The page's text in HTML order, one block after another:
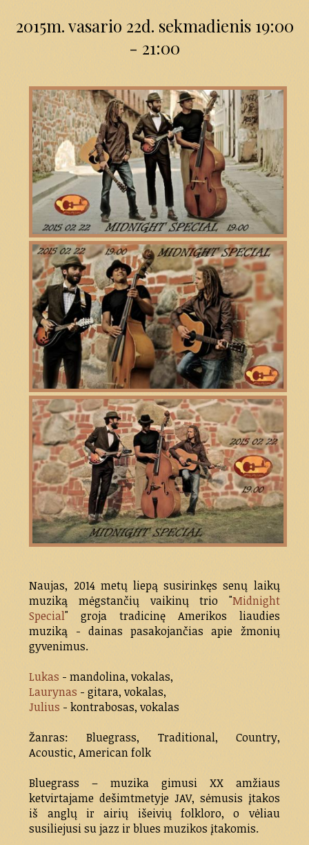
2015m. vasario 22d. sekmadienis 19:00
- 21:00
Naujas, 2014 metų liepą susirinkęs senų laikų
muziką mėgstančių vaikinų trio "Midnight
Special" groja tradicinę Amerikos liaudies
muziką - dainas pasakojančias apie žmonių
gyvenimus.
Lukas - mandolina, vokalas,
Laurynas - gitara, vokalas,
Julius - kontrabosas, vokalas
Žanras: Bluegrass, Traditional, Country,
Acoustic, American folk
Bluegrass – muzika gimusi XX amžiaus
ketvirtajame dešimtmetyje JAV, sėmusis įtakos
iš anglų ir airių išeivių folkloro, o vėliau
susiliejusi su jazz ir blues muzikos įtakomis.